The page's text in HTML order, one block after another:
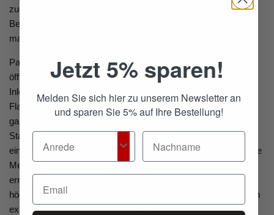
zudem eine anti-rheumatische Wirkung zugeschrieben. Der
Bezug aus pflegeleichtem Baumwoll-Perkal ist
maschinenwaschbar bei 60 °C.
Passen Sie die Füllung Ihres Kopfkissens individuell an. Dafür
öffnen Sie einfach das mit einem Reißverschluss versehene
Inlett und geben Füllmaterial hinzu oder entnehmen einige
Flaumkugeln. So ist die persönlich optimale Körperhaltung
garantiert und Ihr gesunder Schlaf wird nicht durch eine
Standardhöhe beeinträchtigt. Beugen Sie Verspannungen oder
einer unbequemen Liegehaltung vor, indem Sie die für Sie beste
Menge einfüllen. Sollten Sie nach vielen Jahren die Füllung
erneuern wollen, ist das ebenfalls möglich. Ihr Kopfkissen wird
höchsten Qualitätsansprüchen gerecht und Ihnen lange Zeit ein
exzellenter nächtlicher Begleiter sein.
Jetzt 5% sparen!
Melden Sie sich hier zu unserem Newsletter an
und sparen Sie 5% auf Ihre Bestellung!